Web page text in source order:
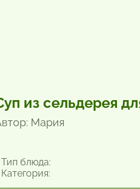
из сельдерея
Мария
блюда: